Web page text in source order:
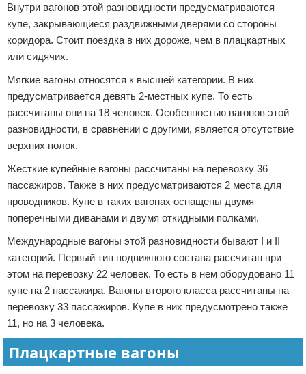
Внутри вагонов этой разновидности предусматриваются
купе, закрывающиеся раздвижными дверями со стороны
коридора. Стоит поездка в них дороже, чем в плацкартных
или сидячих.
Мягкие вагоны относятся к высшей категории. В них
предусматривается девять 2-местных купе. То есть
рассчитаны они на 18 человек. Особенностью вагонов этой
разновидности, в сравнении с другими, является отсутствие
верхних полок.
Жесткие купейные вагоны рассчитаны на перевозку 36
пассажиров. Также в них предусматриваются 2 места для
проводников. Купе в таких вагонах оснащены двумя
поперечными диванами и двумя откидными полками.
Международные вагоны этой разновидности бывают I и II
категорий. Первый тип подвижного состава рассчитан при
этом на перевозку 22 человек. То есть в нем оборудовано 11
купе на 2 пассажира. Вагоны второго класса рассчитаны на
перевозку 33 пассажиров. Купе в них предусмотрено также
11, но на 3 человека.
Плацкартные вагоны